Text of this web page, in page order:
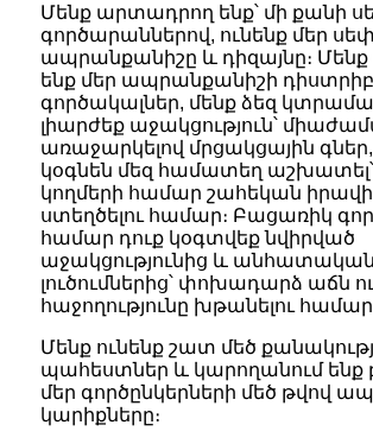
Մենք արտադրող ենք՝ մի քանի
գործարաններով, ունենք մեր
ապրանքանիշը և դիզայնը։
ենք մեր ապրանքանիշի
գործակալներ, մենք ձեզ
լիարժեք աջակցություն՝
առաջարկելով մրցակցային
կօգնեն մեզ համատեղ աշխատել՝
կողմերի համար շահեկան
ստեղծելու համար։ Բացառիկ
համար դուք կօգտվեք նվիրված
աջակցությունից և
լուծումներից՝ փոխադարձ աճն
հաջողությունը խթանելու
Մենք ունենք շատ մեծ
պահեստներ և կարողանում ենք
մեր գործընկերների մեծ թվով
կարիքները։